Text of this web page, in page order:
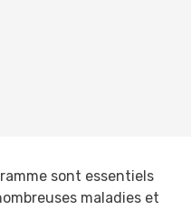
sont essentiels
maladies et